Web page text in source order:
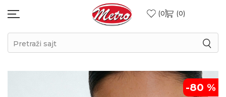
0 0
Pretraži sajt
-80 %